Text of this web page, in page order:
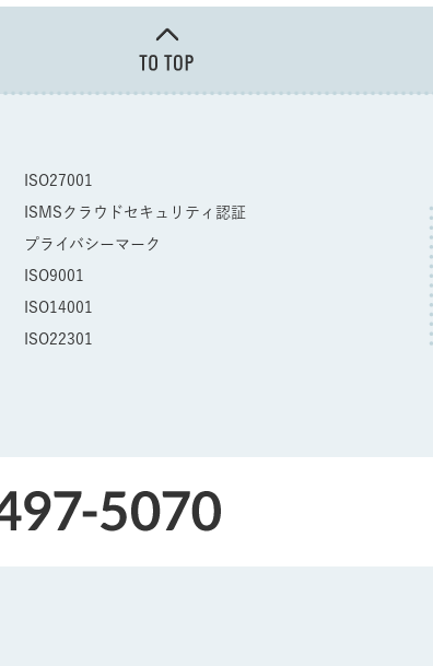
ISO27001
ISMSクラウドセキュリティ認証
プライバシーマーク
ISO9001
ISO14001
ISO22301